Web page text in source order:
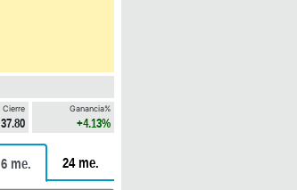
Cierre
37.80
Ganancia%
+4.13%
6 me. 24 me.